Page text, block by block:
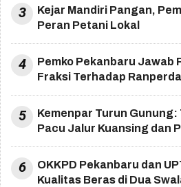
3
Kejar Mandiri Pangan,
Peran Petani Lokal
4
Pemko Pekanbaru Jawab
Fraksi Terhadap
5
Kemenpar Turun
Pacu Jalur Kuansing dan
6
OKKPD Pekanbaru dan
Kualitas Beras di Dua